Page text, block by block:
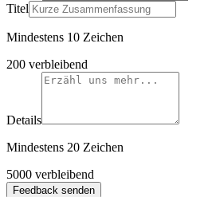
Titel
Mindestens 10 Zeichen
200 verbleibend
Details
Mindestens 20 Zeichen
5000 verbleibend
Feedback senden